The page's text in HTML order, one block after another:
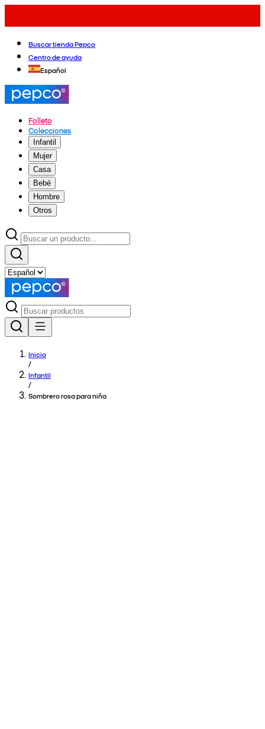
Buscar tienda Pepco
Centro de ayuda
Español
Folleto
Colecciones
Infantil
Mujer
Casa
Bebé
Hombre
Otros
Inicio
/
Infantil
/
Sombrero rosa para niña